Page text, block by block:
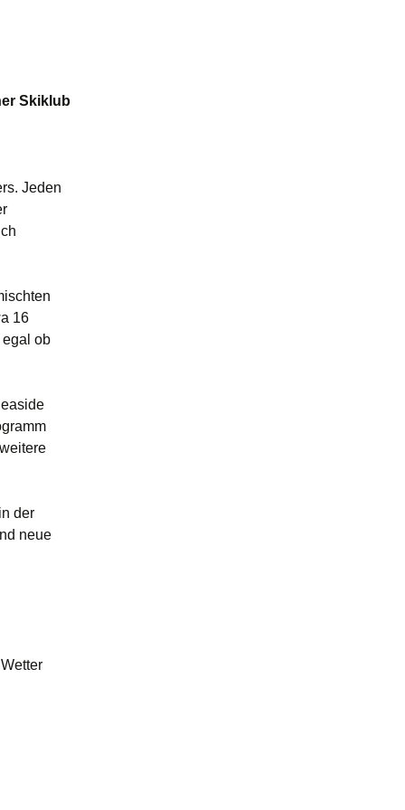
Skiklub
Jeden
16
ob
der
neue